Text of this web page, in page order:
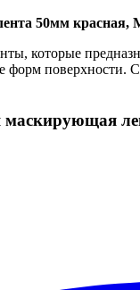
50мм красная,
которые
форм поверхности.
маскирующая